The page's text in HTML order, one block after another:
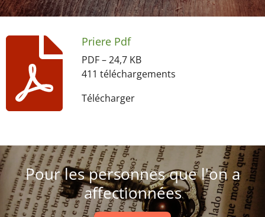
Priere Pdf
PDF – 24,7 KB
411 téléchargements
Télécharger
Pour les personnes que l'on a
affectionnées